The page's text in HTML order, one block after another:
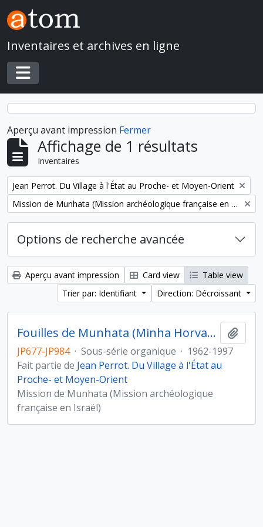
Skip to main content
Inventaires et archives en ligne
Toggle navigation
Aperçu avant impression Fermer
Affichage de 1 résultats
Inventaires
Remove filter:
Jean Perrot. Du Village à l'État au Proche- et Moyen-Orient
Remove filter:
Mission de Munhata (Mission archéologique française en Israël)
Options de recherche avancée
Aperçu avant impression Card view
Table view
Trier par: Identifiant
Direction: Décroissant
Fouilles de Munhata (Minha Horvat) sous la direction de Jean Perrot
JP677-JP984 · Sous-série organique · 1962-1997
Fait partie de Jean Perrot. Du Village à l'État au
Proche- et Moyen-Orient
Mission de Munhata (Mission archéologique
française en Israël)